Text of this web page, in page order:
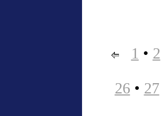
1 • 2
26 • 27